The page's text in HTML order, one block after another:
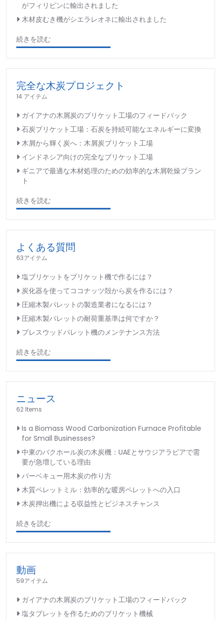
がフィリピンに輸出されました
木材皮むき機がシエラレオネに輸出されました
続きを読む
完全な木炭プロジェクト
14 アイテム
ガイアナの木屑炭のブリケット工場のフィードバック
石炭ブリケット工場：石炭を持続可能なエネルギーに変換
木屑から輝く炭へ：木屑炭ブリケット工場
インドネシア向けの完全なブリケット工場
ギニアで最適な木材処理のための効率的な木屑乾燥プラン
ト
続きを読む
よくある質問
63アイテム
塩ブリケットをブリケット機で作るには？
炭化器を使ってココナッツ殻から炭を作るには？
圧縮木製パレットの製造業者になるには？
圧縮木製パレットの耐荷重基準は何ですか？
プレスウッドパレット機のメンテナンス方法
続きを読む
ニュース
62 Items
Is a Biomass Wood Carbonization Furnace Profitable
for Small Businesses?
中東のバクホール炭の木炭機：UAEとサウジアラビアで需
要が急増している理由
バーベキュー用木炭の作り方
木質ペレットミル：効率的な暖房ペレットへの入口
木炭押出機による収益性とビジネスチャンス
続きを読む
動画
59アイテム
ガイアナの木屑炭のブリケット工場のフィードバック
塩タブレットを作るためのブリケット機械